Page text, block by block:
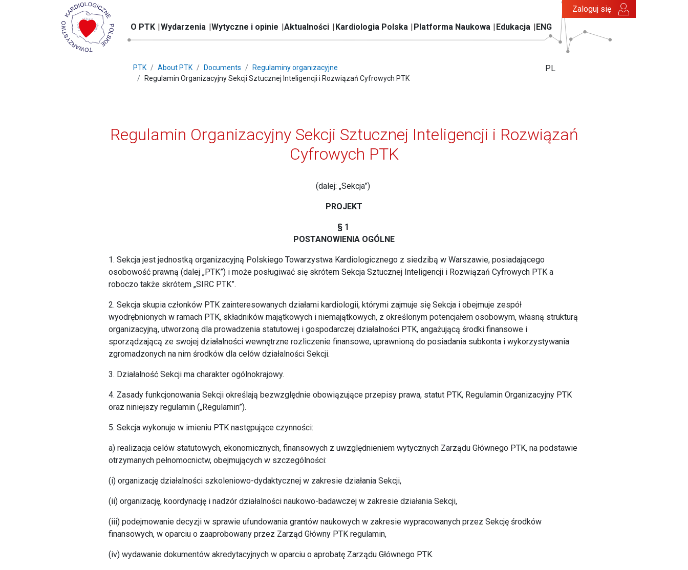
O PTK Wydarzenia Wytyczne i opinie Aktualności Kardiologia Polska Platforma Naukowa Edukacja ENG
Zaloguj się
PTK About PTK Documents
Regulaminy organizacyjne
Regulamin Organizacyjny Sekcji Sztucznej Inteligencji i Rozwiązań Cyfrowych PTK
PL
Regulamin Organizacyjny Sekcji Sztucznej Inteligencji i Rozwiązań
Cyfrowych PTK
(dalej: „Sekcja”)
PROJEKT
§ 1
POSTANOWIENIA OGÓLNE
1. Sekcja jest jednostką organizacyjną Polskiego Towarzystwa Kardiologicznego z siedzibą w Warszawie, posiadającego
osobowość prawną (dalej „PTK”) i może posługiwać się skrótem Sekcja Sztucznej Inteligencji i Rozwiązań Cyfrowych PTK a
roboczo także skrótem „SIRC PTK”.
2. Sekcja skupia członków PTK zainteresowanych działami kardiologii, którymi zajmuje się Sekcja i obejmuje zespół
wyodrębnionych w ramach PTK, składników majątkowych i niemajątkowych, z określonym potencjałem osobowym, własną strukturą
organizacyjną, utworzoną dla prowadzenia statutowej i gospodarczej działalności PTK, angażującą środki finansowe i
sporządzającą ze swojej działalności wewnętrzne rozliczenie finansowe, uprawnioną do posiadania subkonta i wykorzystywania
zgromadzonych na nim środków dla celów działalności Sekcji.
3. Działalność Sekcji ma charakter ogólnokrajowy.
4. Zasady funkcjonowania Sekcji określają bezwzględnie obowiązujące przepisy prawa, statut PTK, Regulamin Organizacyjny PTK
oraz niniejszy regulamin („Regulamin”).
5. Sekcja wykonuje w imieniu PTK następujące czynności:
a) realizacja celów statutowych, ekonomicznych, finansowych z uwzględnieniem wytycznych Zarządu Głównego PTK, na podstawie
otrzymanych pełnomocnictw, obejmujących w szczególności:
(i) organizację działalności szkoleniowo-dydaktycznej w zakresie działania Sekcji,
(ii) organizację, koordynację i nadzór działalności naukowo-badawczej w zakresie działania Sekcji,
(iii) podejmowanie decyzji w sprawie ufundowania grantów naukowych w zakresie wypracowanych przez Sekcję środków
finansowych, w oparciu o zaaprobowany przez Zarząd Główny PTK regulamin,
(iv) wydawanie dokumentów akredytacyjnych w oparciu o aprobatę Zarządu Głównego PTK.